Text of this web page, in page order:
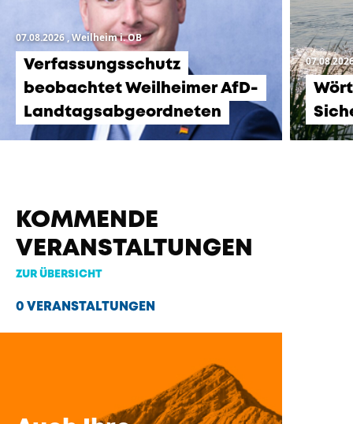
07.08.2026, Weilheim i. OB
Verfassungsschutz
beobachtet Weilheimer AfD-
Landtagsabgeordneten
KOMMENDE
VERANSTALTUNGEN
ZUR ÜBERSICHT
0 VERANSTALTUNGEN